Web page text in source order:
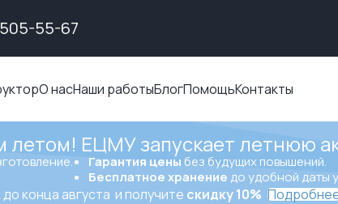
55-67
О насНаши работыБлогПомощьКонтакты
летом! ЕЦМУ запускает летнюю
Гарантия цены без будущих повышений.
Бесплатное хранение до удобной даты
конца августа и получите скидку 10%